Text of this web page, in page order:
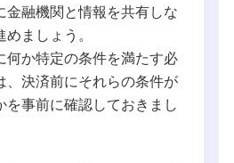
金融機関と情報を共有しな
ましょう。
何か特定の条件を満たす必
、決済前にそれらの条件が
を事前に確認しておきまし